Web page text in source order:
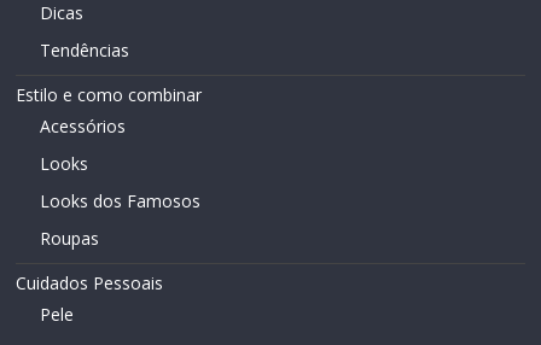
Dicas
Tendências
Estilo e como combinar
Acessórios
Looks
Looks dos Famosos
Roupas
Cuidados Pessoais
Pele